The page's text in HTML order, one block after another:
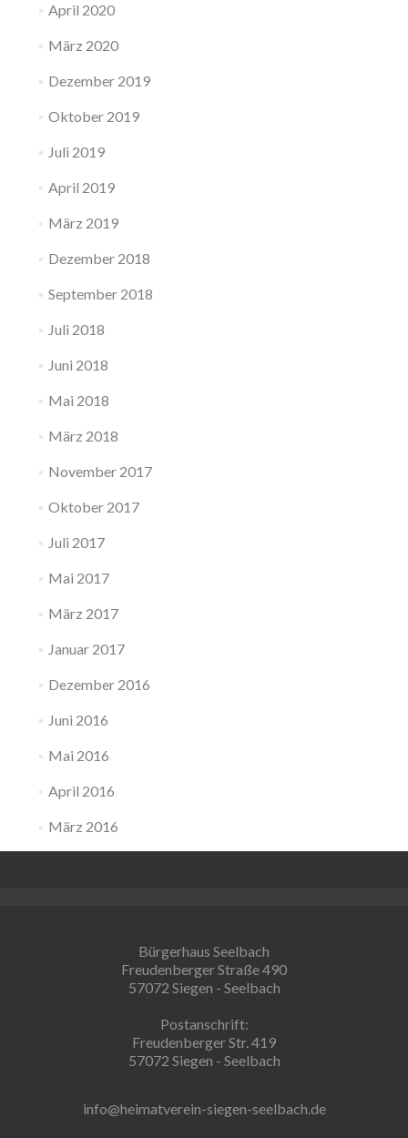
April 2020
März 2020
Dezember 2019
Oktober 2019
Juli 2019
April 2019
März 2019
Dezember 2018
September 2018
Juli 2018
Juni 2018
Mai 2018
März 2018
November 2017
Oktober 2017
Juli 2017
Mai 2017
März 2017
Januar 2017
Dezember 2016
Juni 2016
Mai 2016
April 2016
März 2016
Bürgerhaus Seelbach
Freudenberger Straße 490
57072 Siegen - Seelbach
Postanschrift:
Freudenberger Str. 419
57072 Siegen - Seelbach
info@heimatverein-siegen-seelbach.de